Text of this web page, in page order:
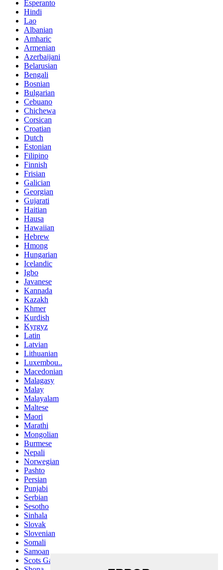
Esperanto
Hindi
Lao
Albanian
Amharic
Armenian
Azerbaijani
Belarusian
Bengali
Bosnian
Bulgarian
Cebuano
Chichewa
Corsican
Croatian
Dutch
Estonian
Filipino
Finnish
Frisian
Galician
Georgian
Gujarati
Haitian
Hausa
Hawaiian
Hebrew
Hmong
Hungarian
Icelandic
Igbo
Javanese
Kannada
Kazakh
Khmer
Kurdish
Kyrgyz
Latin
Latvian
Lithuanian
Luxembou..
Macedonian
Malagasy
Malay
Malayalam
Maltese
Maori
Marathi
Mongolian
Burmese
Nepali
Norwegian
Pashto
Persian
Punjabi
Serbian
Sesotho
Sinhala
Slovak
Slovenian
Somali
Samoan
Scots Gaelic